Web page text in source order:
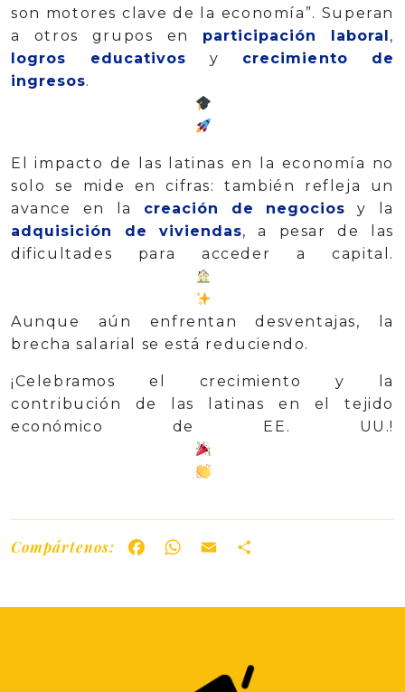
son motores clave de la economía”. Superan
a otros grupos en participación laboral,
logros educativos y crecimiento de
ingresos.
El impacto de las latinas en la economía no
solo se mide en cifras: también refleja un
avance en la creación de negocios y la
adquisición de viviendas, a pesar de las
dificultades para acceder a capital.
Aunque aún enfrentan desventajas, la
brecha salarial se está reduciendo.
¡Celebramos el crecimiento y la
contribución de las latinas en el tejido
económico de EE. UU.!
Compártenos: FacebookWhatsApp
Email